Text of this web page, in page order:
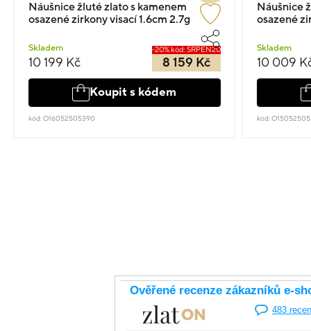
Náušnice žluté zlato s kamenem
osazené zirkony visací 1.6cm 2.7g
Skladem
10 199 Kč
-20% kód: SRPEN20
8 159 Kč
Koupit s kódem
kód: O16052505390
Náušnice
osazené
Skladem
10 009
kód: